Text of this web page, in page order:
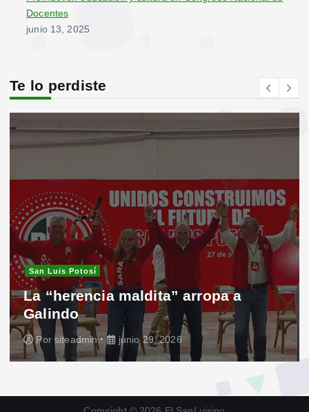
Docentes
junio 13, 2025
Te lo perdiste
San Luis Potosí
La “herencia maldita” arropa a
Galindo
Por siteadmin junio 29, 2026